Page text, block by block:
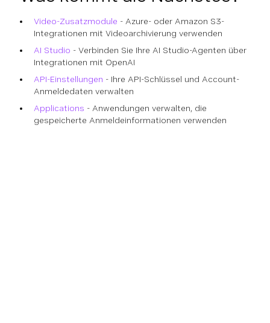
Video-Zusatzmodule - Azure- oder Amazon S3-
Integrationen mit Videoarchivierung verwenden
AI Studio - Verbinden Sie Ihre AI Studio-Agenten über
Integrationen mit OpenAI
API-Einstellungen - Ihre API-Schlüssel und Account-
Anmeldedaten verwalten
Applications - Anwendungen verwalten, die
gespeicherte Anmeldeinformationen verwenden